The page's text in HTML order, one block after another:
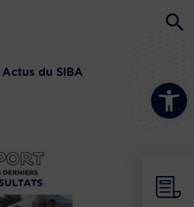
Ouvrir la
Actus du SIBA